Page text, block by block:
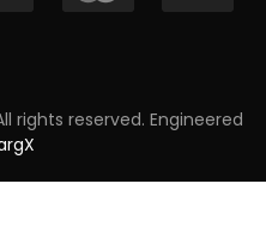
rights reserved. Engineered